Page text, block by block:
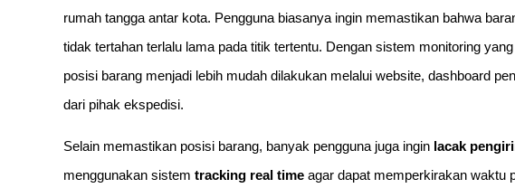
rumah tangga antar kota. Pengguna biasanya ingin memastikan bahwa
tidak tertahan terlalu lama pada titik tertentu. Dengan sistem monitoring
posisi barang menjadi lebih mudah dilakukan melalui website, dashboard
dari pihak ekspedisi.
Selain memastikan posisi barang, banyak pengguna juga ingin lacak
menggunakan sistem tracking real time agar dapat memperkirakan waktu